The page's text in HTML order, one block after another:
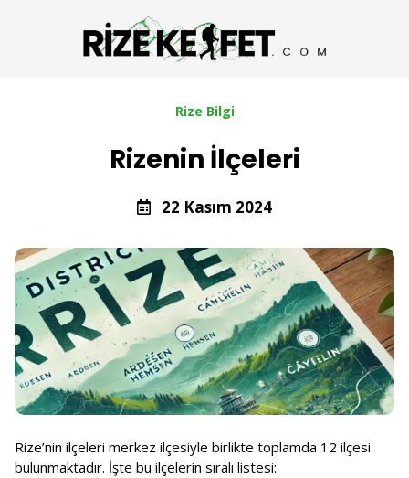
Rize Bilgi
Rizenin İlçeleri
22 Kasım 2024
Rize’nin ilçeleri merkez ilçesiyle birlikte toplamda 12 ilçesi
bulunmaktadır. İşte bu ilçelerin sıralı listesi: